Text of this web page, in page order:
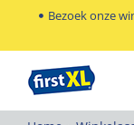
Bezoek onze